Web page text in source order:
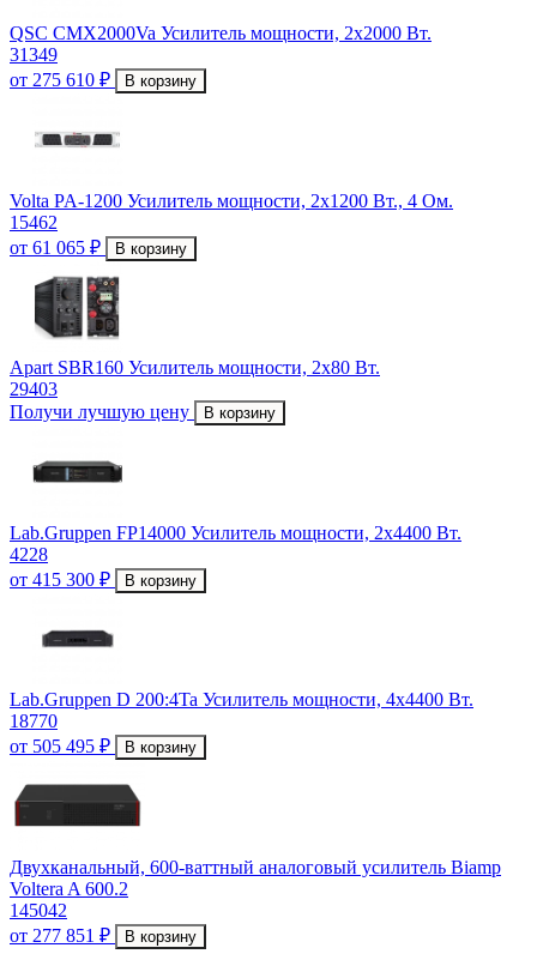
QSC CMX2000Va Усилитель мощности, 2х2000 Вт.
31349
от 275 610 ₽
В корзину
Volta PA-1200 Усилитель мощности, 2х1200 Вт., 4 Ом.
15462
от 61 065 ₽
В корзину
Apart SBR160 Усилитель мощности, 2х80 Вт.
29403
Получи лучшую цену
В корзину
Lab.Gruppen FP14000 Усилитель мощности, 2x4400 Вт.
4228
от 415 300 ₽
В корзину
Lab.Gruppen D 200:4Ta Усилитель мощности, 4x4400 Вт.
18770
от 505 495 ₽
В корзину
Двухканальный, 600-ваттный аналоговый усилитель Biamp
Voltera A 600.2
145042
от 277 851 ₽
В корзину